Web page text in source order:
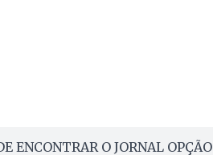
ENCONTRAR O JORNAL OPÇÃO